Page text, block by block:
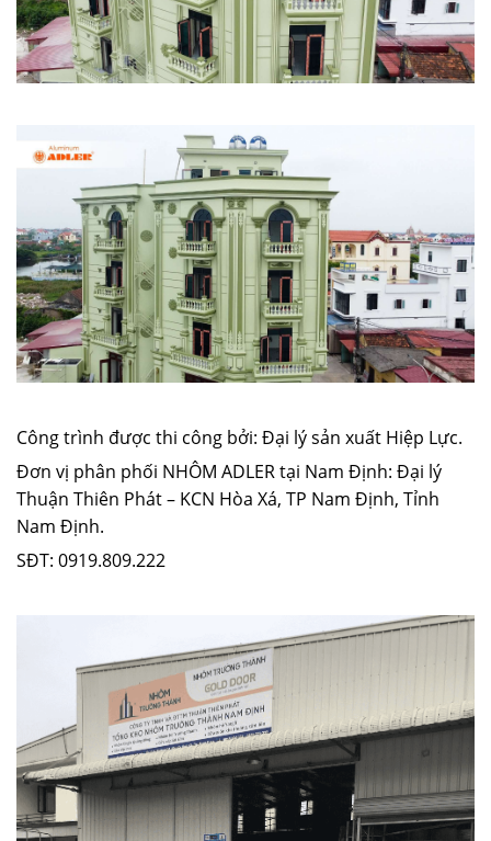
Công trình được thi công bởi: Đại lý sản xuất Hiệp Lực.
Đơn vị phân phối NHÔM ADLER tại Nam Định: Đại lý
Thuận Thiên Phát – KCN Hòa Xá, TP Nam Định, Tỉnh
Nam Định.
SĐT: 0919.809.222